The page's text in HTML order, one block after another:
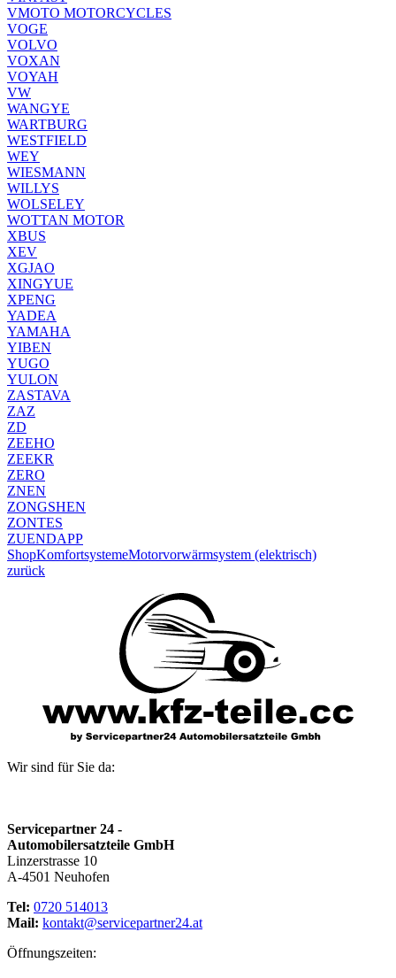
VMOTO MOTORCYCLES
VOGE
VOLVO
VOXAN
VOYAH
VW
WANGYE
WARTBURG
WESTFIELD
WEY
WIESMANN
WILLYS
WOLSELEY
WOTTAN MOTOR
XBUS
XEV
XGJAO
XINGYUE
XPENG
YADEA
YAMAHA
YIBEN
YUGO
YULON
ZASTAVA
ZAZ
ZD
ZEEHO
ZEEKR
ZERO
ZNEN
ZONGSHEN
ZONTES
ZUENDAPP
ShopKomfortsystemeMotorvorwärmsystem (elektrisch)
zurück
Wir sind für Sie da:
Servicepartner 24 -
Automobilersatzteile GmbH
Linzerstrasse 10
A-4501 Neuhofen
Tel: 0720 514013
Mail: kontakt@servicepartner24.at
Öffnungszeiten: